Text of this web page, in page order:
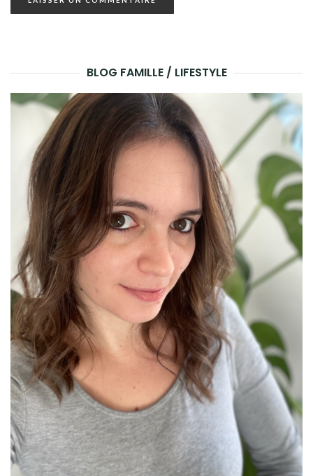
BLOG FAMILLE / LIFESTYLE